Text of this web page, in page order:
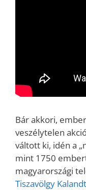
Bár akkori,
veszélytelen
váltott ki, idén a
mint 1750
magyarországi
Tiszavölgy